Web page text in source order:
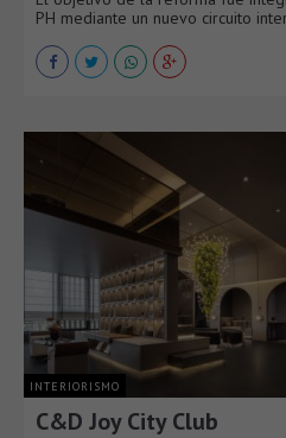
PH mediante un nuevo circuito
INTERIORISMO
C&D Joy City Club